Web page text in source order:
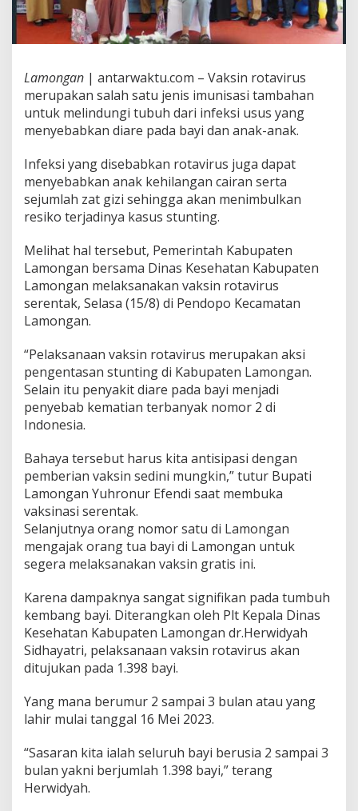
Lamongan | antarwaktu.com – Vaksin rotavirus
merupakan salah satu jenis imunisasi tambahan
untuk melindungi tubuh dari infeksi usus yang
menyebabkan diare pada bayi dan anak-anak.
Infeksi yang disebabkan rotavirus juga dapat
menyebabkan anak kehilangan cairan serta
sejumlah zat gizi sehingga akan menimbulkan
resiko terjadinya kasus stunting.
Melihat hal tersebut, Pemerintah Kabupaten
Lamongan bersama Dinas Kesehatan Kabupaten
Lamongan melaksanakan vaksin rotavirus
serentak, Selasa (15/8) di Pendopo Kecamatan
Lamongan.
“Pelaksanaan vaksin rotavirus merupakan aksi
pengentasan stunting di Kabupaten Lamongan.
Selain itu penyakit diare pada bayi menjadi
penyebab kematian terbanyak nomor 2 di
Indonesia.
Bahaya tersebut harus kita antisipasi dengan
pemberian vaksin sedini mungkin,” tutur Bupati
Lamongan Yuhronur Efendi saat membuka
vaksinasi serentak.
Selanjutnya orang nomor satu di Lamongan
mengajak orang tua bayi di Lamongan untuk
segera melaksanakan vaksin gratis ini.
Karena dampaknya sangat signifikan pada tumbuh
kembang bayi. Diterangkan oleh Plt Kepala Dinas
Kesehatan Kabupaten Lamongan dr.Herwidyah
Sidhayatri, pelaksanaan vaksin rotavirus akan
ditujukan pada 1.398 bayi.
Yang mana berumur 2 sampai 3 bulan atau yang
lahir mulai tanggal 16 Mei 2023.
“Sasaran kita ialah seluruh bayi berusia 2 sampai 3
bulan yakni berjumlah 1.398 bayi,” terang
Herwidyah.